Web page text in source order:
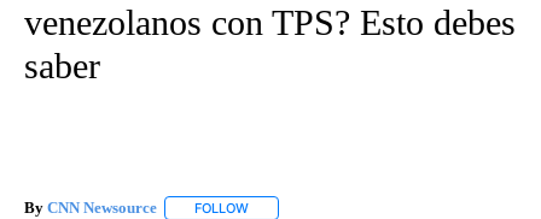
venezolanos con TPS? Esto debes
saber
By CNN Newsource FOLLOW